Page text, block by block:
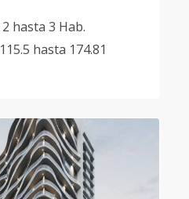
2 hasta 3 Hab.
115.5 hasta 174.81